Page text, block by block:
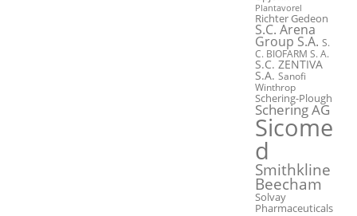
Plantavorel
Richter Gedeon
S.C. Arena
Group S.A. S.
C. BIOFARM S. A.
S.C. ZENTIVA
S.A. Sanofi
Winthrop
Schering-Plough
Schering AG
Sicome
d
Smithkline
Beecham
Solvay
Pharmaceuticals